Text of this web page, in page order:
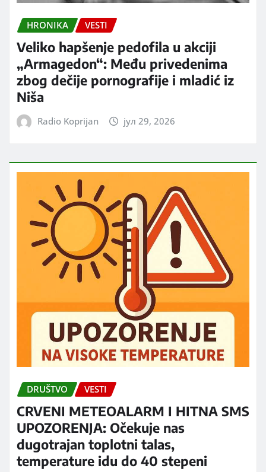
HRONIKA VESTI
Veliko hapšenje pedofila u akciji
„Armagedon“: Među privedenima
zbog dečije pornografije i mladić iz
Niša
Radio Koprijan јул 29, 2026
DRUŠTVO VESTI
CRVENI METEOALARM I HITNA SMS
UPOZORENJA: Očekuje nas
dugotrajan toplotni talas,
temperature idu do 40 stepeni